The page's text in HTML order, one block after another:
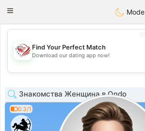
Dating
Toggle
Mode
💖
💕
Find Your Perfect Match
Download our dating app now!
Знакомства Женщина в Ondo
0.3/1